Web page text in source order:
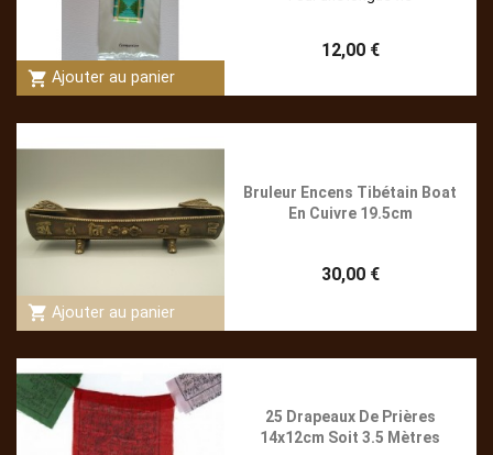
shopping_cart Ajouter au panier
12,00 €
shopping_cart Ajouter au panier
Bruleur Encens Tibétain Boat
En Cuivre 19.5cm
30,00 €
25 Drapeaux De Prières
14x12cm Soit 3.5 Mètres